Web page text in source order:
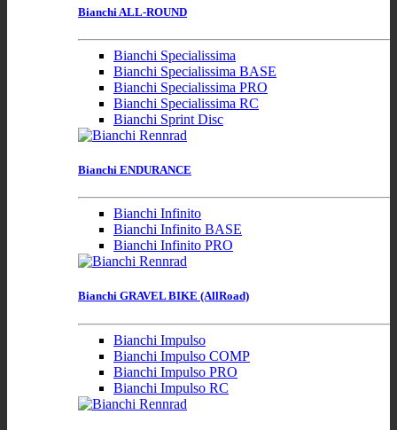
Bianchi ALL-ROUND
Bianchi Specialissima
Bianchi Specialissima BASE
Bianchi Specialissima PRO
Bianchi Specialissima RC
Bianchi Sprint Disc
Bianchi ENDURANCE
Bianchi Infinito
Bianchi Infinito BASE
Bianchi Infinito PRO
Bianchi GRAVEL BIKE (AllRoad)
Bianchi Impulso
Bianchi Impulso COMP
Bianchi Impulso PRO
Bianchi Impulso RC